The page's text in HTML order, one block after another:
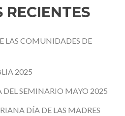
RECIENTES
LAS COMUNIDADES DE
2025
DEL SEMINARIO MAYO 2025
DÍA DE LAS MADRES